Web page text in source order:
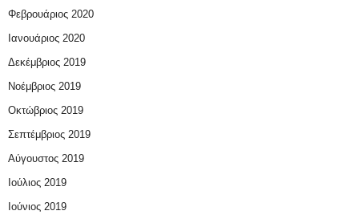
Φεβρουάριος 2020
Ιανουάριος 2020
Δεκέμβριος 2019
Νοέμβριος 2019
Οκτώβριος 2019
Σεπτέμβριος 2019
Αύγουστος 2019
Ιούλιος 2019
Ιούνιος 2019